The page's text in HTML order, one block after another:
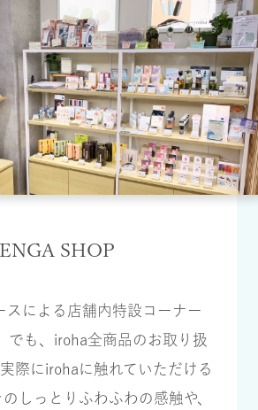
SHOP
スによる店舗内特設コーナー
でも、iroha全商品のお取り扱
際にirohaに触れていただける
しっとりふわふわの感触や、